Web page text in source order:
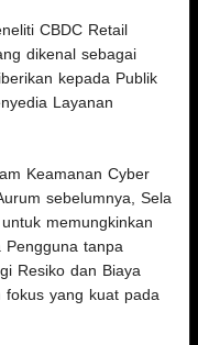
CBDC Retail
dikenal sebagai
kepada Publik
Layanan
Keamanan Cyber
sebelumnya, Sela
memungkinkan
Pengguna tanpa
Resiko dan Biaya
fokus yang kuat pada